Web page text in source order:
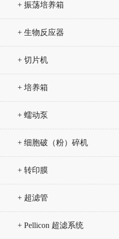
+ 振荡培养箱
+ 生物反应器
+ 切片机
+ 培养箱
+ 蠕动泵
+ 细胞破（粉）碎机
+ 转印膜
+ 超滤管
+ Pellicon 超滤系统